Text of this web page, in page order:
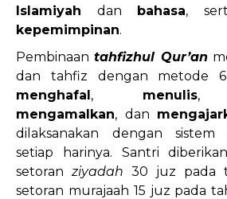
Islamiyah dan bahasa,
kepemimpinan.
Pembinaantahfizhul Qur’an
dan tahfiz dengan metode
menghafal, menulis
mengamalkan, dan
dilaksanakan dengan sistem
setiap harinya. Santri
setoran ziyadah 30 juz pada
setoran murajaah 15 juz pada